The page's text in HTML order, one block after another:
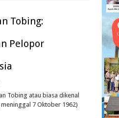
Tobing:
Pelopor
Tobing atau biasa dikenal
7 Oktober 1962)